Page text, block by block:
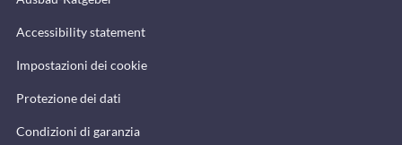
Accessibility statement
Impostazioni dei cookie
Protezione dei dati
Condizioni di garanzia